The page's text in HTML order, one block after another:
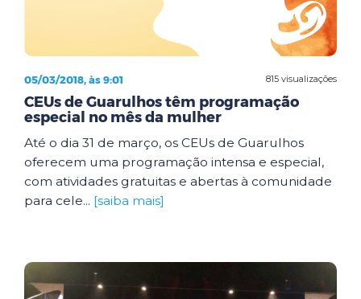
815 visualizações
05/03/2018, às 9:01
CEUs de Guarulhos têm programação
especial no mês da mulher
Até o dia 31 de março, os CEUs de Guarulhos
oferecem uma programação intensa e especial,
com atividades gratuitas e abertas à comunidade
para cele... [saiba mais]